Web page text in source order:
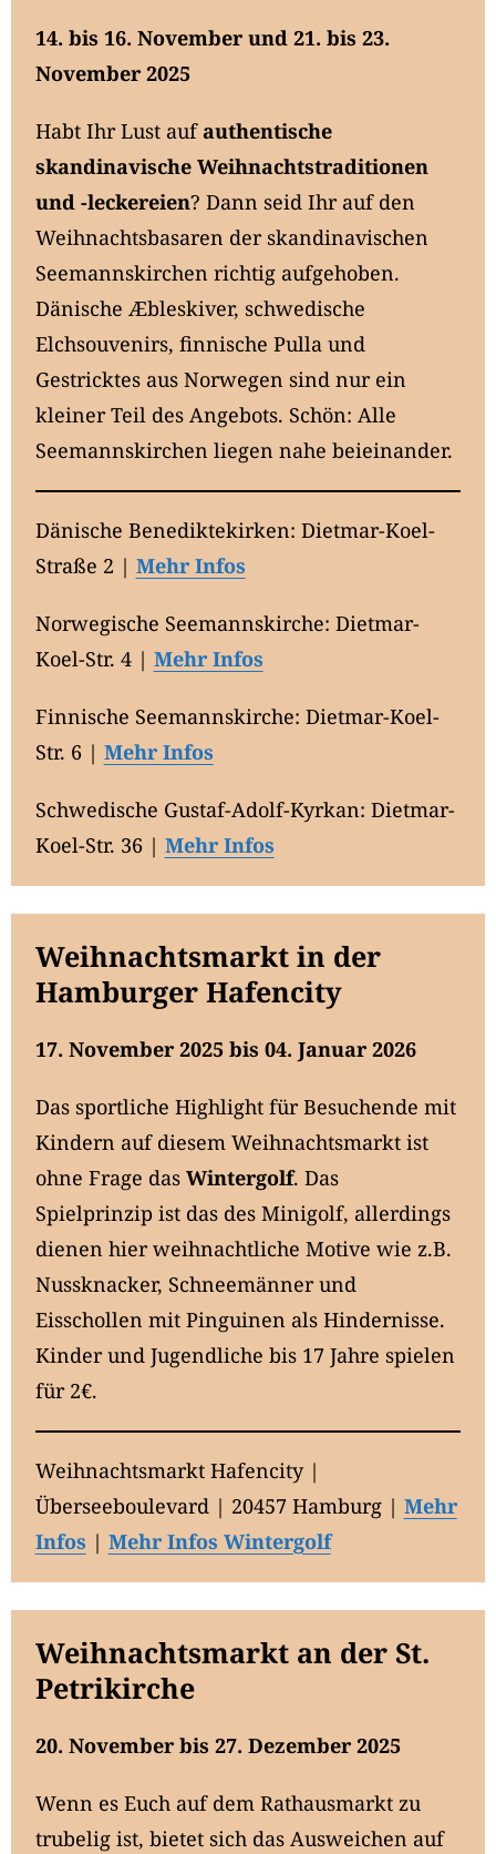
14. bis 16. November und 21. bis 23.
November 2025
Habt Ihr Lust aufauthentische
skandinavische Weihnachtstraditionen
und -leckereien? Dann seid Ihr auf den
Weihnachtsbasaren der skandinavischen
Seemannskirchen richtig aufgehoben.
Dänische Æbleskiver, schwedische
Elchsouvenirs, finnische Pulla und
Gestricktes aus Norwegen sind nur ein
kleiner Teil des Angebots. Schön: Alle
Seemannskirchen liegen nahe beieinander.
Dänische Benediktekirken: Dietmar-Koel-
Straße 2 | Mehr Infos
Norwegische Seemannskirche: Dietmar-
Koel-Str. 4 | Mehr Infos
Finnische Seemannskirche: Dietmar-Koel-
Str. 6 | Mehr Infos
Schwedische Gustaf-Adolf-Kyrkan: Dietmar-
Koel-Str. 36 | Mehr Infos
Weihnachtsmarkt in der
Hamburger Hafencity
17. November 2025 bis 04. Januar 2026
Das sportliche Highlight für Besuchende mit
Kindern auf diesem Weihnachtsmarkt ist
ohne Frage das Wintergolf. Das
Spielprinzip ist das des Minigolf, allerdings
dienen hier weihnachtliche Motive wie z.B.
Nussknacker, Schneemänner und
Eisschollen mit Pinguinen als Hindernisse.
Kinder und Jugendliche bis 17 Jahre spielen
für 2€.
Weihnachtsmarkt Hafencity |
Überseeboulevard | 20457 Hamburg | Mehr
Infos | Mehr Infos Wintergolf
Weihnachtsmarkt an der St.
Petrikirche
20. November bis 27. Dezember 2025
Wenn es Euch auf dem Rathausmarkt zu
trubelig ist, bietet sich das Ausweichen auf